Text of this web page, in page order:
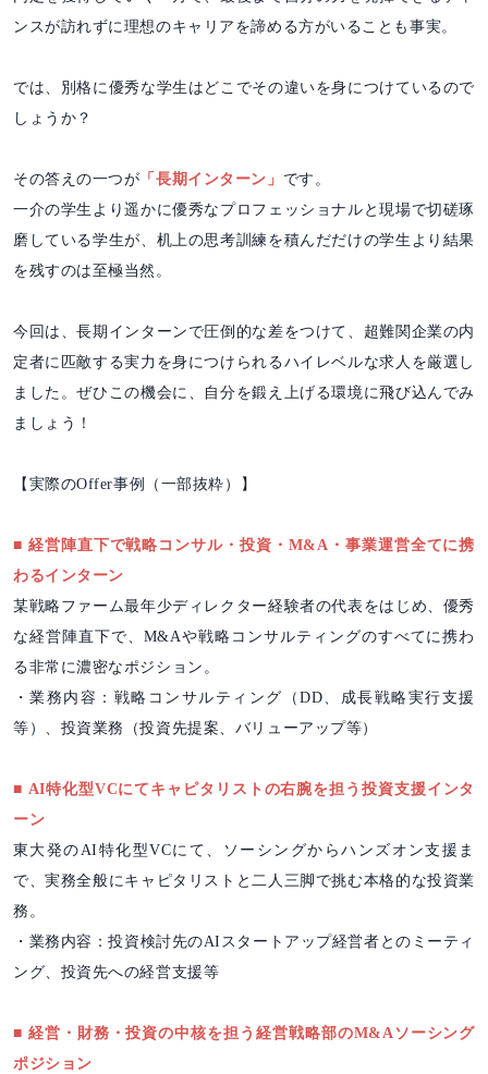
ンスが訪れずに理想のキャリアを諦める方がいることも事実。
では、別格に優秀な学生はどこでその違いを身につけているので
しょうか？
その答えの一つが 「長期インターン」 です。
一介の学生より遥かに優秀なプロフェッショナルと現場で切磋琢
磨している学生が、机上の思考訓練を積んだだけの学生より結果
を残すのは至極当然。
今回は、長期インターンで圧倒的な差をつけて、超難関企業の内
定者に匹敵する実力を身につけられるハイレベルな求人を厳選し
ました。ぜひこの機会に、自分を鍛え上げる環境に飛び込んでみ
ましょう！
【実際のOffer事例（一部抜粋）】
■ 経営陣直下で戦略コンサル・投資・M&A・事業運営全てに携
わるインターン
某戦略ファーム最年少ディレクター経験者の代表をはじめ、優秀
な経営陣直下で、M&Aや戦略コンサルティングのすべてに携わ
る非常に濃密なポジション。
・業務内容：戦略コンサルティング（DD、成長戦略実行支援
等）、投資業務（投資先提案、バリューアップ等）
■ AI特化型VCにてキャピタリストの右腕を担う投資支援インタ
ーン
東大発のAI特化型VCにて、ソーシングからハンズオン支援ま
で、実務全般にキャピタリストと二人三脚で挑む本格的な投資業
務。
・業務内容：投資検討先のAIスタートアップ経営者とのミーティ
ング、投資先への経営支援等
■ 経営・財務・投資の中核を担う経営戦略部のM&Aソーシング
ポジション